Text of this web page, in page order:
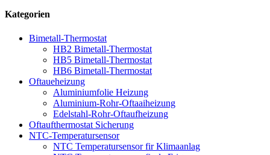
Kategorien
Bimetall-Thermostat
HB2 Bimetall-Thermostat
HB5 Bimetall-Thermostat
HB6 Bimetall-Thermostat
Oftaueheizung
Aluminiumfolie Heizung
Aluminium-Rohr-Oftaaiheizung
Edelstahl-Rohr-Oftaufheizung
Oftaufthermostat Sicherung
NTC-Temperatursensor
NTC Temperatursensor fir Klimaanlag